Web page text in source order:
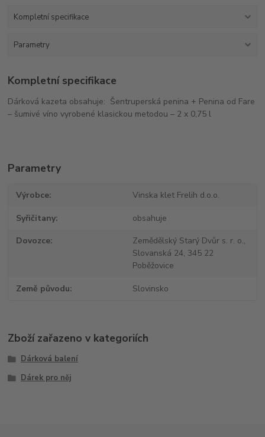
Kompletní specifikace
Parametry
Kompletní specifikace
Dárková kazeta obsahuje: Šentruperská penina + Penina od Fare
– šumivé víno vyrobené klasickou metodou – 2 x 0,75 l
Parametry
Výrobce Vinska klet Frelih d.o.o.
Syřičitany obsahuje
Dovozce
Zemědělský Starý Dvůr s. r. o.,
Slovanská 24, 345 22
Poběžovice
Země původu Slovinsko
Zboží zařazeno v kategoriích
Dárková balení
Dárek pro něj